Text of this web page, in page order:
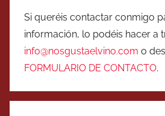
Si queréis contactar conmigo
información, lo podéis hacer a
info@nosgustaelvino.com o
FORMULARIO DE CONTACTO.